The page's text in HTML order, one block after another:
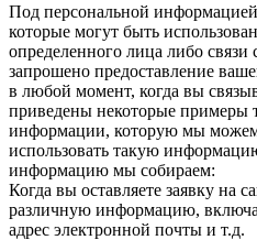
Под персональной
которые могут быть
определенного лица либо
запрошено предоставление
в любой момент, когда вы
приведены некоторые примеры
информации, которую мы
использовать такую
информацию мы собираем:
Когда вы оставляете заявку на
различную информацию,
адрес электронной почты и т.д.